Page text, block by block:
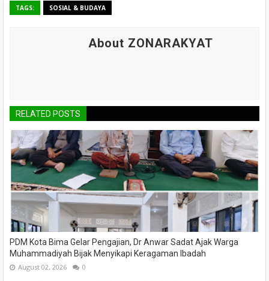
TAGS: SOSIAL & BUDAYA
About ZONARAKYAT
RELATED POSTS
PDM Kota Bima Gelar Pengajian, Dr Anwar Sadat Ajak Warga
Muhammadiyah Bijak Menyikapi Keragaman Ibadah
August 02, 2026 0